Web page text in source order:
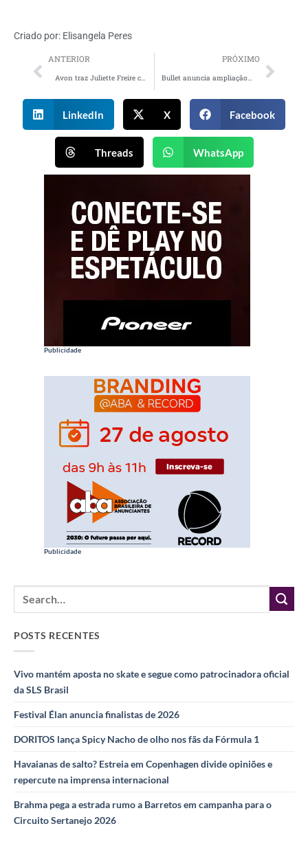
Criado por: Elisangela Peres
ANTERIOR
Avon traz Juliette Freire como nova embaixadora da marca
PRÓXIMO
Bullet anuncia ampliação nas ativações da marca Coral
LinkedIn X Facebook
Threads WhatsApp
Publicidade
Publicidade
POSTS RECENTES
Vivo mantém aposta no skate e segue como patrocinadora oficial
da SLS Brasil
Festival Élan anuncia finalistas de 2026
DORITOS lança Spicy Nacho de olho nos fãs da Fórmula 1
Havaianas de salto? Estreia em Copenhagen divide opiniões e
repercute na imprensa internacional
Brahma pega a estrada rumo a Barretos em campanha para o
Circuito Sertanejo 2026